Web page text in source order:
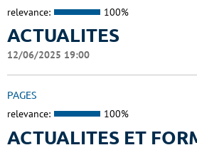
relevance: 100%
ACTUALITES
12/06/2025 19:00
PAGES
relevance: 100%
ACTUALITES ET